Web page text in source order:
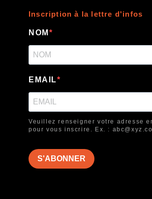
Inscription à la lettre d'infos
NOM
EMAIL
Veuillez renseigner votre adresse
pour vous inscrire. Ex. :
S'ABONNER